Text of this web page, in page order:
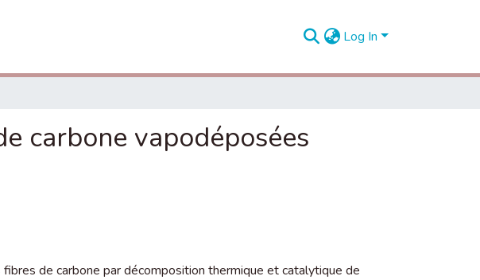
Log In
carbone vapodéposées
fibres de carbone par décomposition thermique et catalytique de